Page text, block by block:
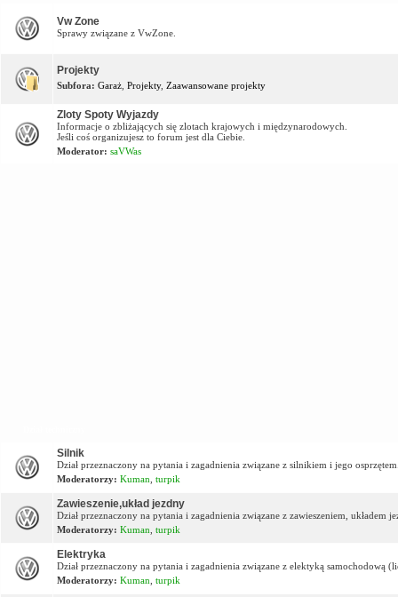
Vw Zone
Sprawy związane z VwZone.
Projekty
Subfora: Garaż Projekty, Zaawansowane projekty
Zloty Spoty Wyjazdy
Informacje o zbliżających się zlotach krajowych i międzynarodowych.
Jeśli coś organizujesz to forum jest dla Ciebie.
Moderator: saVWas
Silnik
Dział przeznaczony na pytania i zagadnienia związane z silnikiem i jego
Moderatorzy: Kuman turpik
Zawieszenie,układ jezdny
Dział przeznaczony na pytania i zagadnienia związane z zawieszeniem, układem
Moderatorzy: Kuman turpik
Elektryka
Dział przeznaczony na pytania i zagadnienia związane z elektyką samochodową
Moderatorzy: Kuman turpik